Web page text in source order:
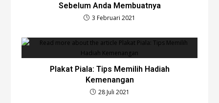
Sebelum Anda Membuatnya
3 Februari 2021
Plakat Piala: Tips Memilih Hadiah
Kemenangan
28 Juli 2021